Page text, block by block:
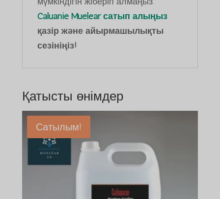
Caluanie Muelear сатып алыңыз
қазір және айырмашылықты
сезініңіз!
Қатысты өнімдер
Сатылым!